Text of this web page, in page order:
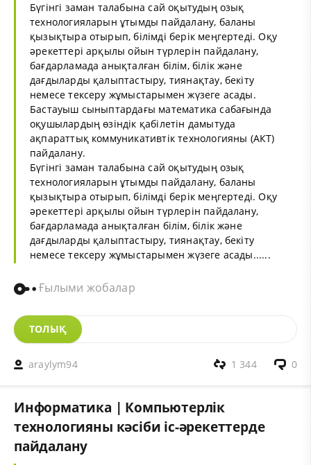
Бүгінгі заман талабына сай оқытудың озық
технологияларын ұтымды пайдалану, баланы
қызықтыра отырып, білімді берік меңгертеді. Оқу
әрекеттері арқылы ойын түрлерін пайдалану,
бағдарламада анықталған білім, білік және
дағдыларды қалыптастыру, тиянақтау, бекіту
немесе тексеру жұмыстарымен жүзеге асады.
Бастауыш сыныптардағы математика сабағында
оқушылардың өзіндік қабілетін дамытуда
ақпараттық коммуникативтік технологияны (АКТ)
пайдалану.
Бүгінгі заман талабына сай оқытудың озық
технологияларын ұтымды пайдалану, баланы
қызықтыра отырып, білімді берік меңгертеді. Оқу
әрекеттері арқылы ойын түрлерін пайдалану,
бағдарламада анықталған білім, білік және
дағдыларды қалыптастыру, тиянақтау, бекіту
немесе тексеру жұмыстарымен жүзеге асады......
Ғылыми жобалар
ТОЛЫҚ
araylym94 0
1 344
Информатика | Компьютерлік
технологияны кәсіби іс-әрекеттерде
пайдалану